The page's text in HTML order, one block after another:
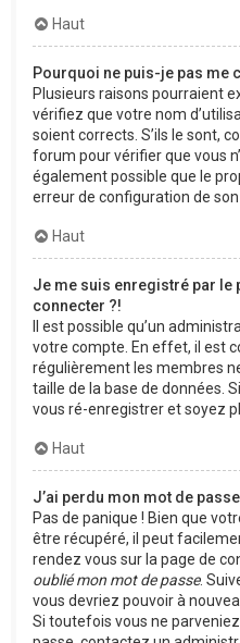
Haut
Pourquoi ne puis-je pas me
Plusieurs raisons pourraient
vérifiez que votre nom
soient corrects. S’ils le sont,
forum pour vérifier que vous
également possible que le
erreur de configuration de
Haut
Je me suis enregistré par le
connecter ?!
Il est possible qu’un
votre compte. En effet, il est
régulièrement les membres
taille de la base de données.
vous ré-enregistrer et soyez
Haut
J’ai perdu mon mot de
Pas de panique ! Bien que
être récupéré, il peut
rendez vous sur la page de
oublié mon mot de passe.
vous devriez pouvoir à
Si toutefois vous ne